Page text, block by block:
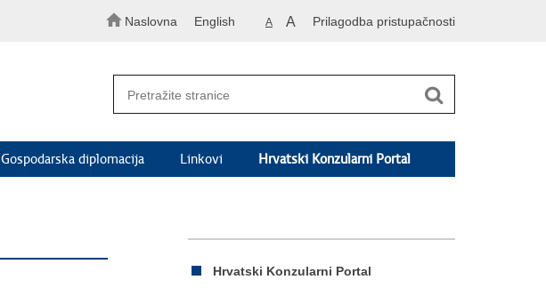
Naslovna English A A Prilagodba pristupačnosti
Gospodarska diplomacija Linkovi Hrvatski Konzularni Portal
Hrvatski Konzularni Portal